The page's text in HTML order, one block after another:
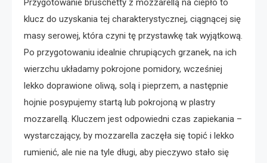
Przygotowanie bruschetty z mozzarellą na ciepło to
klucz do uzyskania tej charakterystycznej, ciągnącej się
masy serowej, która czyni tę przystawkę tak wyjątkową.
Po przygotowaniu idealnie chrupiących grzanek, na ich
wierzchu układamy pokrojone pomidory, wcześniej
lekko doprawione oliwą, solą i pieprzem, a następnie
hojnie posypujemy startą lub pokrojoną w plastry
mozzarellą. Kluczem jest odpowiedni czas zapiekania –
wystarczający, by mozzarella zaczęła się topić i lekko
rumienić, ale nie na tyle długi, aby pieczywo stało się